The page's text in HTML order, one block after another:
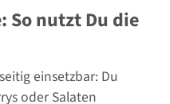
So nutzt Du die
einsetzbar: Du
oder Salaten